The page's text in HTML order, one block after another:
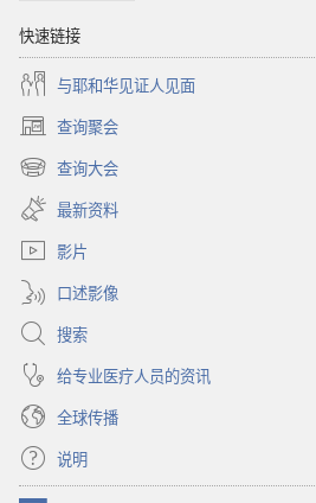
快速链接
与耶和华见证人见面
查询聚会
（打
开
新
窗
口）
查询大会
（打
开
新
窗
最新资料
影片
口述影像
搜索
给专业医疗人员的资讯
全球传播
说明